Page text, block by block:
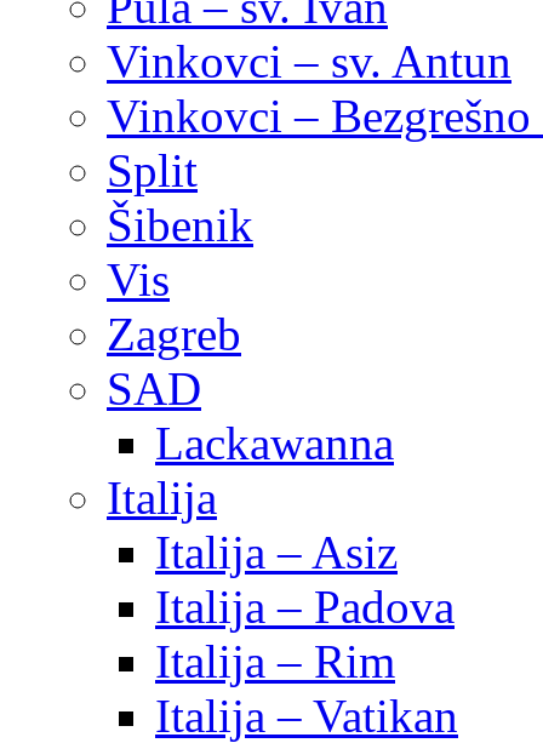
Vinkovci – sv. Antun
Vinkovci –
Split
Šibenik
Vis
Zagreb
SAD
Lackawanna
Italija
Italija – Asiz
Italija – Padova
Italija – Rim
Italija – Vatikan